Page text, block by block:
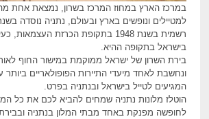
במרכז הארץ במחוז המרכז בשרון, נמצאת אחת
רשמית בשנת 1948 בתקופת הכרזת
בישראל בתקופה ההיא.
בירת השרון של ישראל ממוקמת במישור החוף
ונחשבת לאחד מיעדי התיירות הפופולאריים ביותר
המגיעים לטייל בישראל ובנתניה בפרט.
הוטלז מלונות נתניה שמחים להביא לכם את כל
לחופשה מפנקת באחד מבתי המלון בנתניה